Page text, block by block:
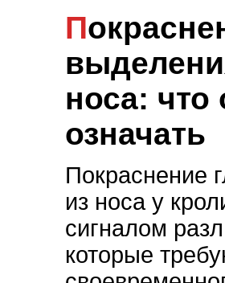
Покраснение или
носа: что
означать
Покраснение
из носа у
сигналом
которые